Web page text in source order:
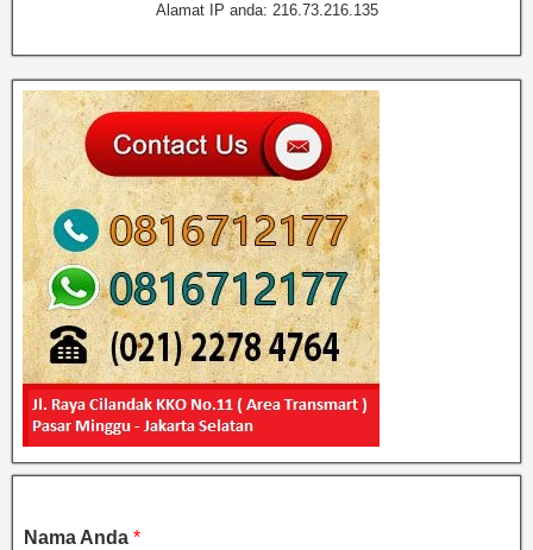
Alamat IP anda: 216.73.216.135
Nama Anda *